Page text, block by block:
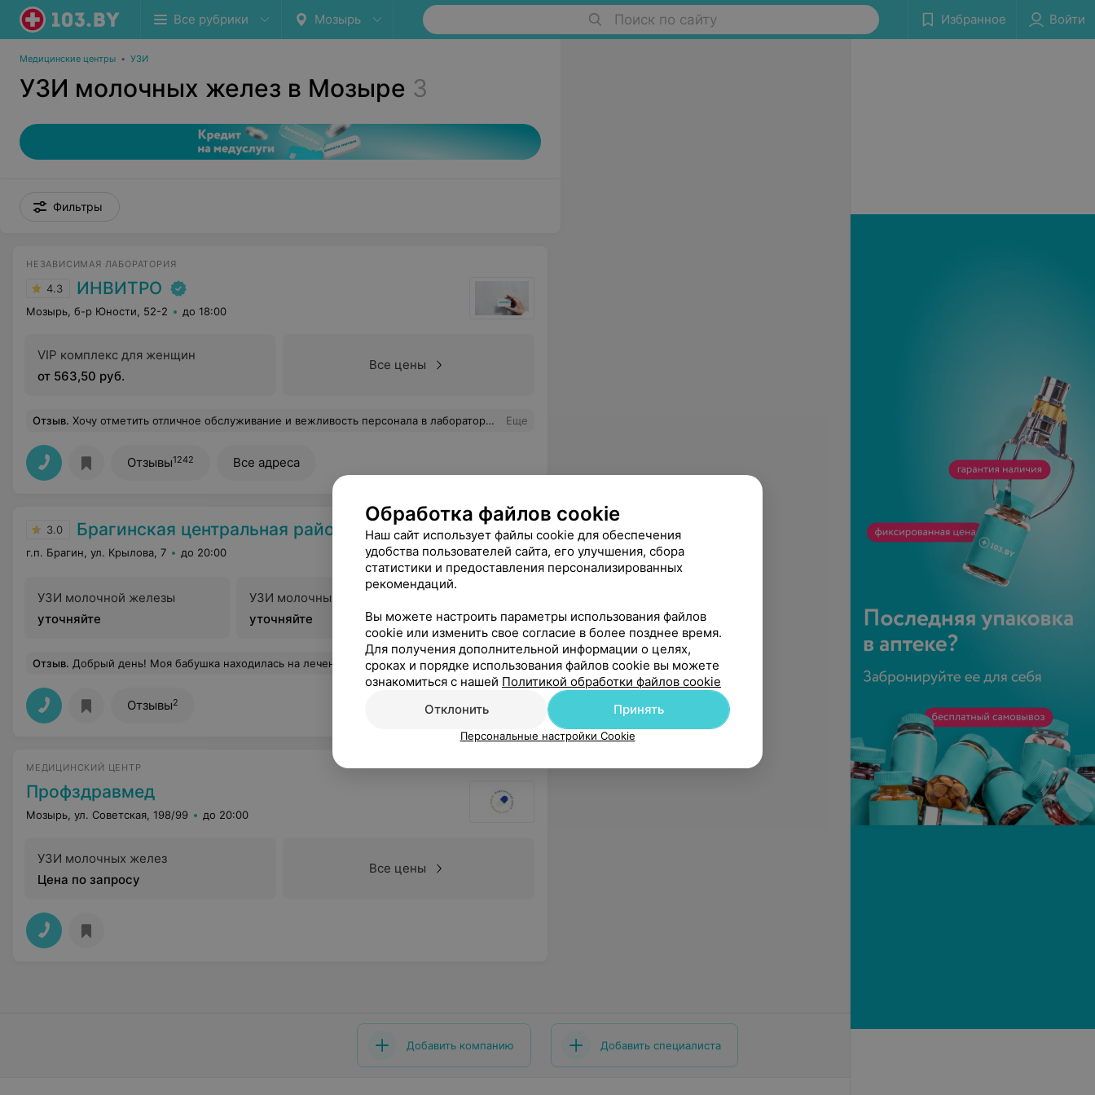
Все рубрики Мозырь Поиск по сайту Избранное Войти
Медицинские центры • УЗИ
УЗИ молочных желез в Мозыре 3
Фильтры
НЕЗАВИСИМАЯ ЛАБОРАТОРИЯ
4.3 ИНВИТРО
Мозырь, б-р Юности, 52-2 до 18:00
VIP комплекс для женщин
от 563,50 руб.
Все цены
Отзыв. Хочу отметить отличное обслуживание и вежливость персонала в лаборатории "Инвитро" в г. Мозырь( Бульвар Юности 52), не раз пользовалась услугами этой лаборатории и всегда восхищалась отношению персонала к клиентам. Огромное спасибо за ваш труд. Еще
Отзывы1242 Все адреса
3.0 Брагинская центральная районная больница
г.п. Брагин, ул. Крылова, 7 до 20:00
УЗИ молочной железы
уточняйте
УЗИ молочных желез
уточняйте
Отзыв. Добрый день! Моя бабушка находилась на лечении в Брагинской центральной районной больнице в январе 2020 года. Хочу выразить благодарность врачу терапевту Примак Ирине Васильевне от своей бабушки Романовец Галины Васильевны и от себя лично. Спасибо за профессионализм, вовремя оказанное лечение, корректное и внимательное отношение, за душевность. Желаем здоровья и успехов в профессиональной карьере. Еще
Отзывы2
МЕДИЦИНСКИЙ ЦЕНТР
Профздравмед
Мозырь, ул. Советская, 198/99 до 20:00
УЗИ молочных желез
Цена по запросу
Все цены
Добавить компанию Добавить специалиста
Обработка файлов cookie
Наш сайт использует файлы cookie для обеспечения
удобства пользователей сайта, его улучшения, сбора
статистики и предоставления персонализированных
рекомендаций.
Вы можете настроить параметры использования файлов
cookie или изменить свое согласие в более позднее время.
Для получения дополнительной информации о целях,
сроках и порядке использования файлов cookie вы можете
ознакомиться с нашей Политикой обработки файлов cookie
Отклонить
Принять
Персональные настройки Cookie